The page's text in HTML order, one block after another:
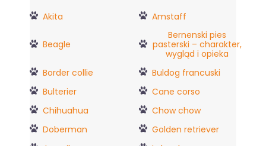
Akita Amstaff
Beagle
Bernenski pies
pasterski – charakter,
wygląd i opieka
Border collie
Buldog francuski
Bulterier
Cane corso
Chihuahua
Chow chow
Doberman
Golden retriever